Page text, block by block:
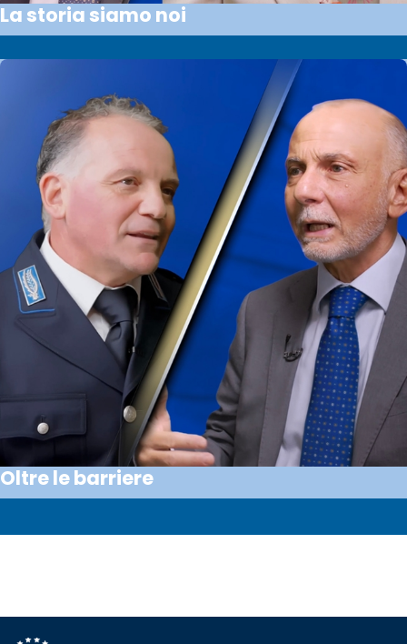
La storia siamo noi
Oltre le barriere